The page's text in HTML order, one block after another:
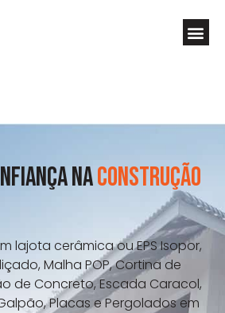
NaCONSTRUÇÃO
lajota cerâmica ou EPS Isopor,
Malha POP, Cortina de
de Concreto, Escada Caracol,
Placas e Pergolados em